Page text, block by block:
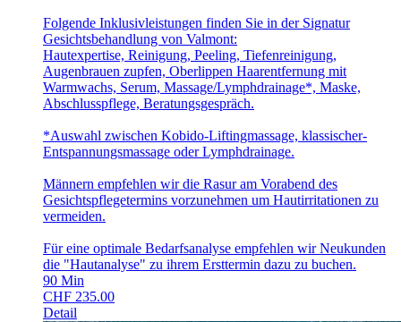
Folgende Inklusivleistungen finden Sie in der Signatur
Gesichtsbehandlung von Valmont:
Hautexpertise, Reinigung, Peeling, Tiefenreinigung,
Augenbrauen zupfen, Oberlippen Haarentfernung mit
Warmwachs, Serum, Massage/Lymphdrainage*, Maske,
Abschlusspflege, Beratungsgespräch.
*Auswahl zwischen Kobido-Liftingmassage, klassischer-
Entspannungsmassage oder Lymphdrainage.
Männern empfehlen wir die Rasur am Vorabend des
Gesichtspflegetermins vorzunehmen um Hautirritationen zu
vermeiden.
Für eine optimale Bedarfsanalyse empfehlen wir Neukunden
die "Hautanalyse" zu ihrem Ersttermin dazu zu buchen.
90 Min
CHF 235.00
Detail